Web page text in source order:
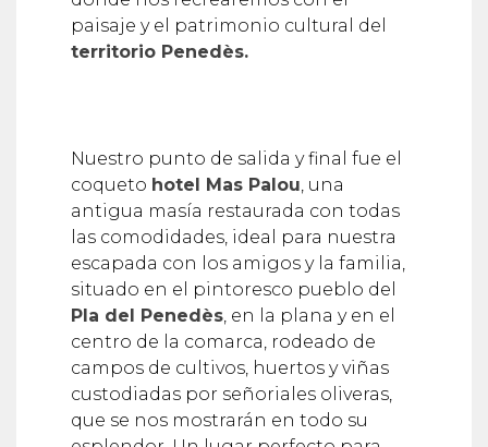
paisaje y el patrimonio cultural del
territorio Penedès.
Nuestro punto de salida y final fue el
coqueto hotel Mas Palou , una
antigua masía restaurada con todas
las comodidades, ideal para nuestra
escapada con los amigos y la familia,
situado en el pintoresco pueblo del
Pla del Penedès , en la plana y en el
centro de la comarca, rodeado de
campos de cultivos, huertos y viñas
custodiadas por señoriales oliveras,
que se nos mostrarán en todo su